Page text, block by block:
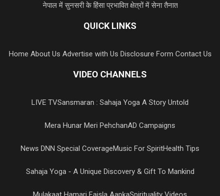
नेपाल में सुनसरी के हिंसा प्रभावित क्षेत्रों में सेना तैनात
QUICK LINKS
Home About Us Advertise with Us Disclosure Form Contact Us
VIDEO CHANNELS
LIVE TVSansmaran : Sahaja Yoga A Story Untold
Mera Hunar Meri PehchanAD Campaigns
News DNN Special CoverageMusic For SpiritHealth Tips
Sahaja Yoga - A Unique Discovery & Gift To Mankind